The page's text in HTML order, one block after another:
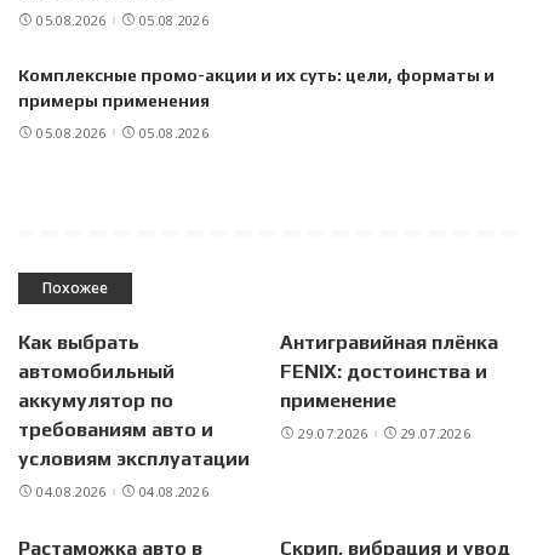
05.08.2026 05.08.2026
Комплексные промо-акции и их суть: цели, форматы и
примеры применения
05.08.2026 05.08.2026
Похожее
Как выбрать
автомобильный
аккумулятор по
требованиям авто и
условиям эксплуатации
04.08.2026 04.08.2026
Антигравийная плёнка
FENIX: достоинства и
применение
29.07.2026 29.07.2026
Растаможка авто в Скрип, вибрация и увод